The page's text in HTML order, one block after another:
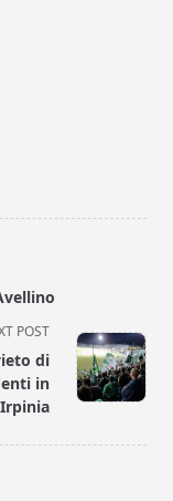
POST
di
in
Irpinia